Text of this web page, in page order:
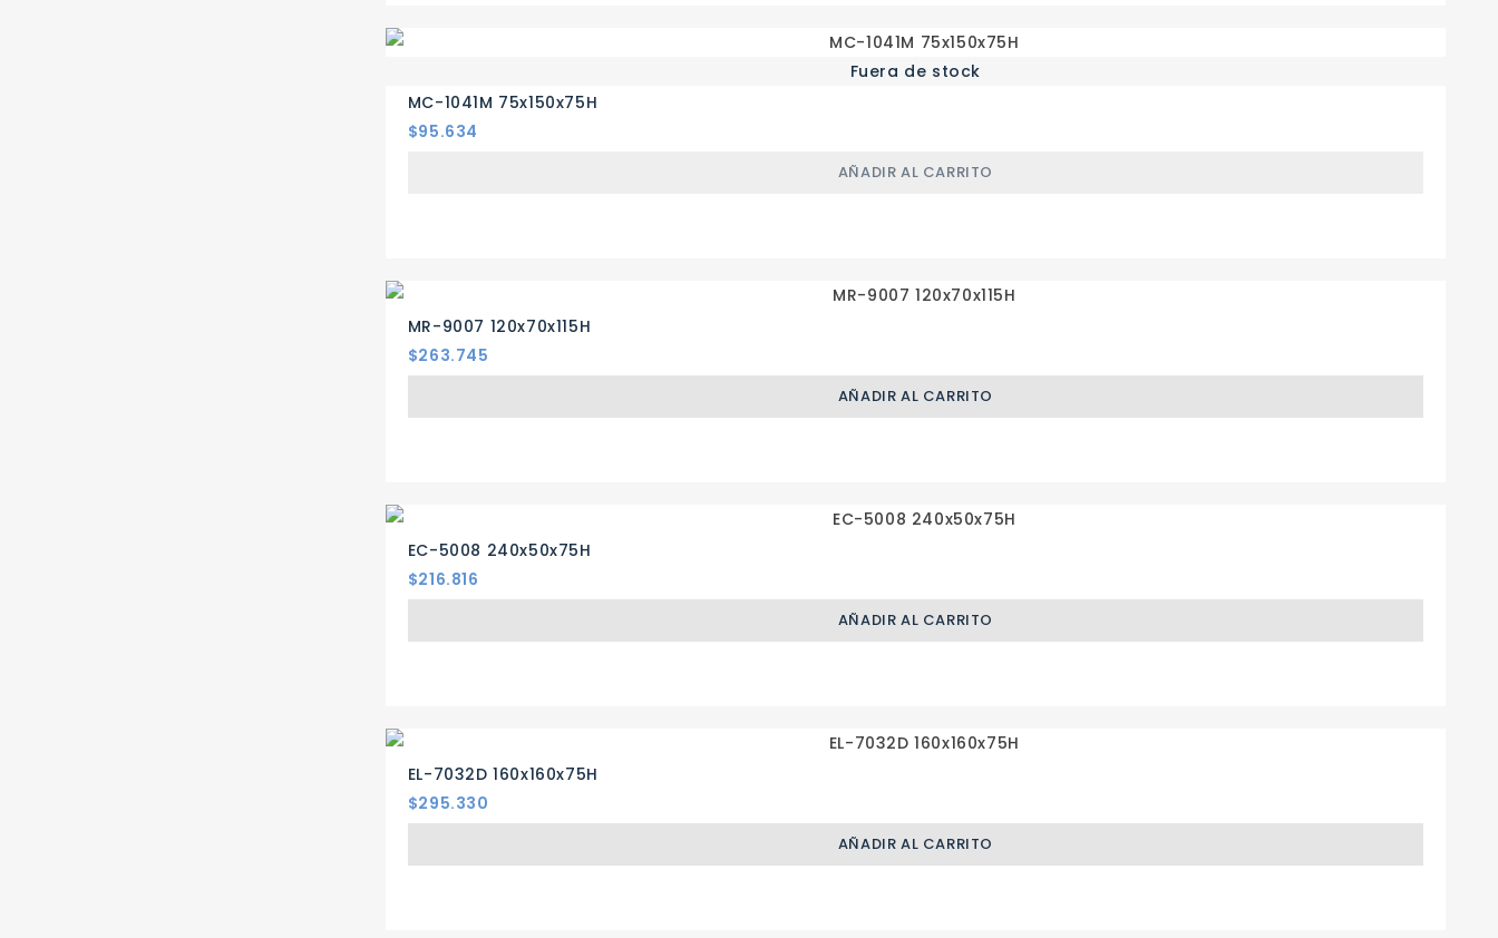
Fuera de stock
MC-1041M 75x150x75H
Precio
$95.634
AÑADIR AL CARRITO
MR-9007 120x70x115H
Precio
$263.745
AÑADIR AL CARRITO
EC-5008 240x50x75H
Precio
$216.816
AÑADIR AL CARRITO
EL-7032D 160x160x75H
Precio
$295.330
AÑADIR AL CARRITO